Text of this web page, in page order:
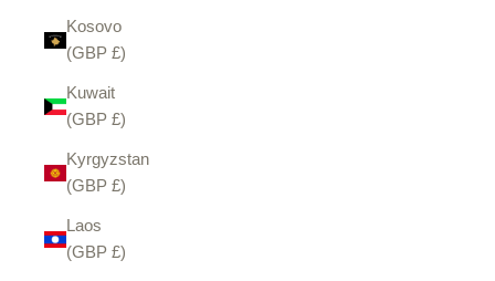
Kosovo
(GBP £)
Kuwait
(GBP £)
Kyrgyzstan
(GBP £)
Laos
(GBP £)